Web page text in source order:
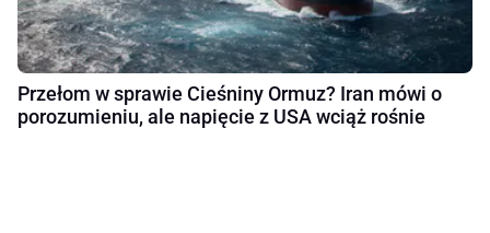
Przełom w sprawie Cieśniny Ormuz? Iran mówi o
porozumieniu, ale napięcie z USA wciąż rośnie